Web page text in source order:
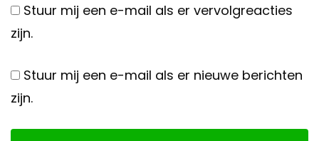
Stuur mij een e-mail als er vervolgreacties
zijn.
Stuur mij een e-mail als er nieuwe berichten
zijn.